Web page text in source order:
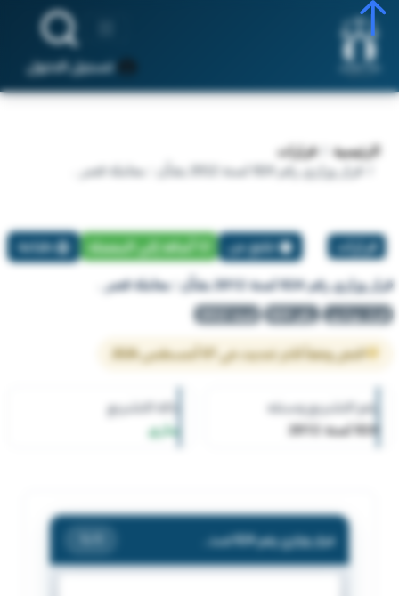
تسجيل الدخول
الرئيسية
قرارات
قرار وزاري رقم 824 لسنة 2012 بشأن : معاملة قصر .
قرارات تبليغ عن أضافة إلي المفضلة طباعة
قرار وزاري رقم 824 لسنة 2012 بشأن : معاملة قصر .
قرار وزاري رقم 824 لسنة 2012
النص وفقاً لآخر تحديث في 07 أغسطس 2026
رقم التشريع وسنته
824 لسنة 2012
حالة التشريع
ساري